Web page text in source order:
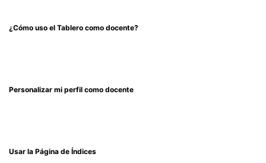
¿Cómo uso el Tablero como docente?
Personalizar mi perfil como docente
Usar la Página de Índices